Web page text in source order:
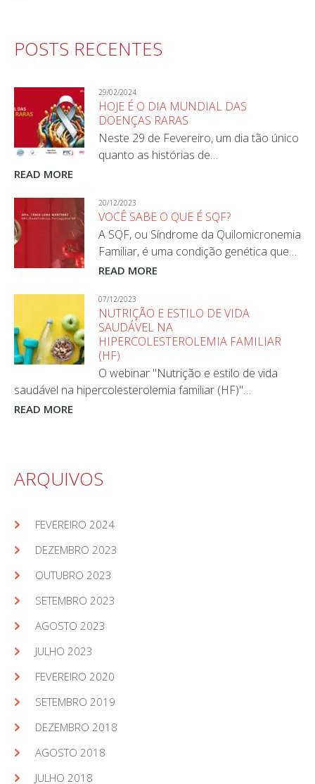
POSTS RECENTES
29/02/2024
HOJE É O DIA MUNDIAL DAS
DOENÇAS RARAS
Neste 29 de Fevereiro, um dia tão único
quanto as histórias de…
READ MORE
20/12/2023
VOCÊ SABE O QUE É SQF?
A SQF, ou Síndrome da Quilomicronemia
Familiar, é uma condição genética que…
READ MORE
07/12/2023
NUTRIÇÃO E ESTILO DE VIDA
SAUDÁVEL NA
HIPERCOLESTEROLEMIA FAMILIAR
(HF)
O webinar "Nutrição e estilo de vida
saudável na hipercolesterolemia familiar (HF)"…
READ MORE
ARQUIVOS
FEVEREIRO 2024
DEZEMBRO 2023
OUTUBRO 2023
SETEMBRO 2023
AGOSTO 2023
JULHO 2023
FEVEREIRO 2020
SETEMBRO 2019
DEZEMBRO 2018
AGOSTO 2018
JULHO 2018